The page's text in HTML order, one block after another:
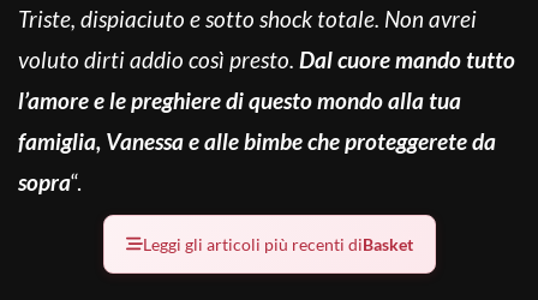
Triste, dispiaciuto e sotto shock totale. Non avrei
voluto dirti addio così presto. Dal cuore mando tutto
l’amore e le preghiere di questo mondo alla tua
famiglia, Vanessa e alle bimbe che proteggerete da
sopra“.
Leggi gli articoli più recenti diBasket